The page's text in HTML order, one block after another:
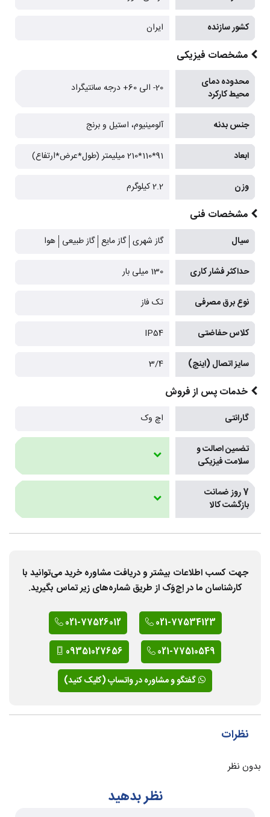
کشور سازنده ایران
مشخصات فیزیکی
محدوده دمای
محیط کارکرد
20- الی 60+ درجه سانتیگراد
جنس بدنه آلومینیوم، استیل و برنج
ابعاد 91*110*210 میلیمتر (طول*عرض*ارتفاع)
وزن 2.2 کیلوگرم
مشخصات فنی
سیال گاز شهری گاز مایع گاز طبیعی هوا
حداکثر فشار کاری 130 میلی بار
نوع برق مصرفی تک فاز
کلاس حفاضتی IP54
سایز اتصال (اینچ) 3/4
خدمات پس از فروش
گارانتی اچ وک
تضمین اصالت و
سلامت فیزیکی
7 روز ضمانت
بازگشت کالا
جهت کسب اطلاعات بیشتر و دریافت مشاوره خرید می‌توانید با
کارشناسان ما در اِچ‌وَک از طریق شماره‌های زیر تماس بگیرید.
021-77534123
021-77526012
021-77510549
09351027656
گفتگو و مشاوره در واتساپ (کلیک کنید)
نظرات
بدون نظر
نظر بدهید